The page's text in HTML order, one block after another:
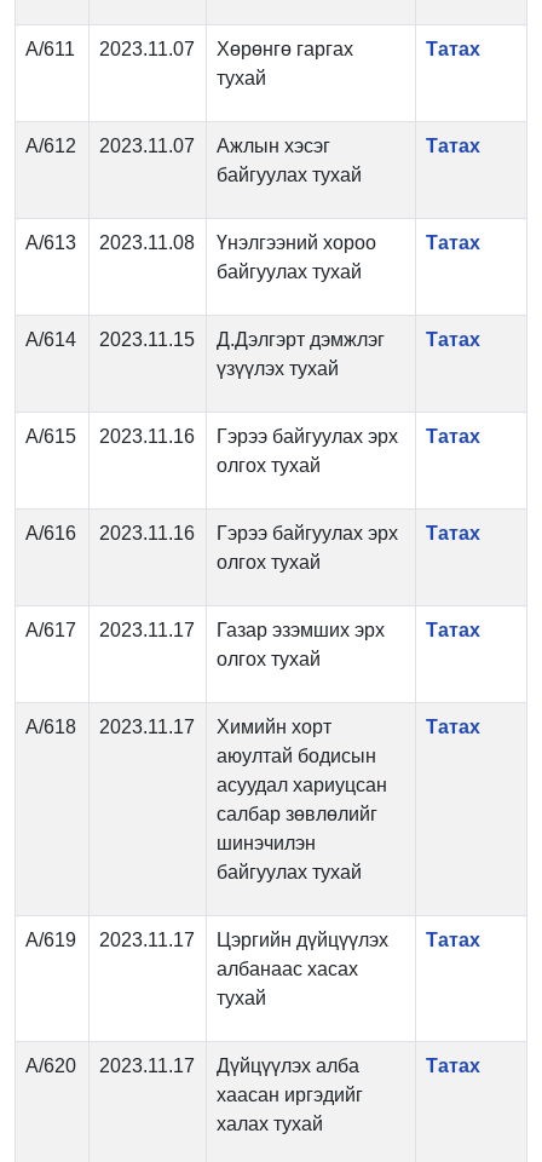
А/611 2023.11.07
Хөрөнгө гаргах
тухай
Татах
А/612 2023.11.07
Ажлын хэсэг
байгуулах тухай
Татах
А/613 2023.11.08
Үнэлгээний хороо
байгуулах тухай
Татах
А/614 2023.11.15
Д.Дэлгэрт дэмжлэг
үзүүлэх тухай
Татах
А/615 2023.11.16
Гэрээ байгуулах эрх
олгох тухай
Татах
А/616 2023.11.16
Гэрээ байгуулах эрх
олгох тухай
Татах
А/617 2023.11.17
Газар эзэмших эрх
олгох тухай
Татах
А/618 2023.11.17
Химийн хорт
аюултай бодисын
асуудал хариуцсан
салбар зөвлөлийг
шинэчилэн
байгуулах тухай
Татах
А/619 2023.11.17
Цэргийн дүйцүүлэх
албанаас хасах
тухай
Татах
А/620 2023.11.17
Дүйцүүлэх алба
хаасан иргэдийг
халах тухай
Татах